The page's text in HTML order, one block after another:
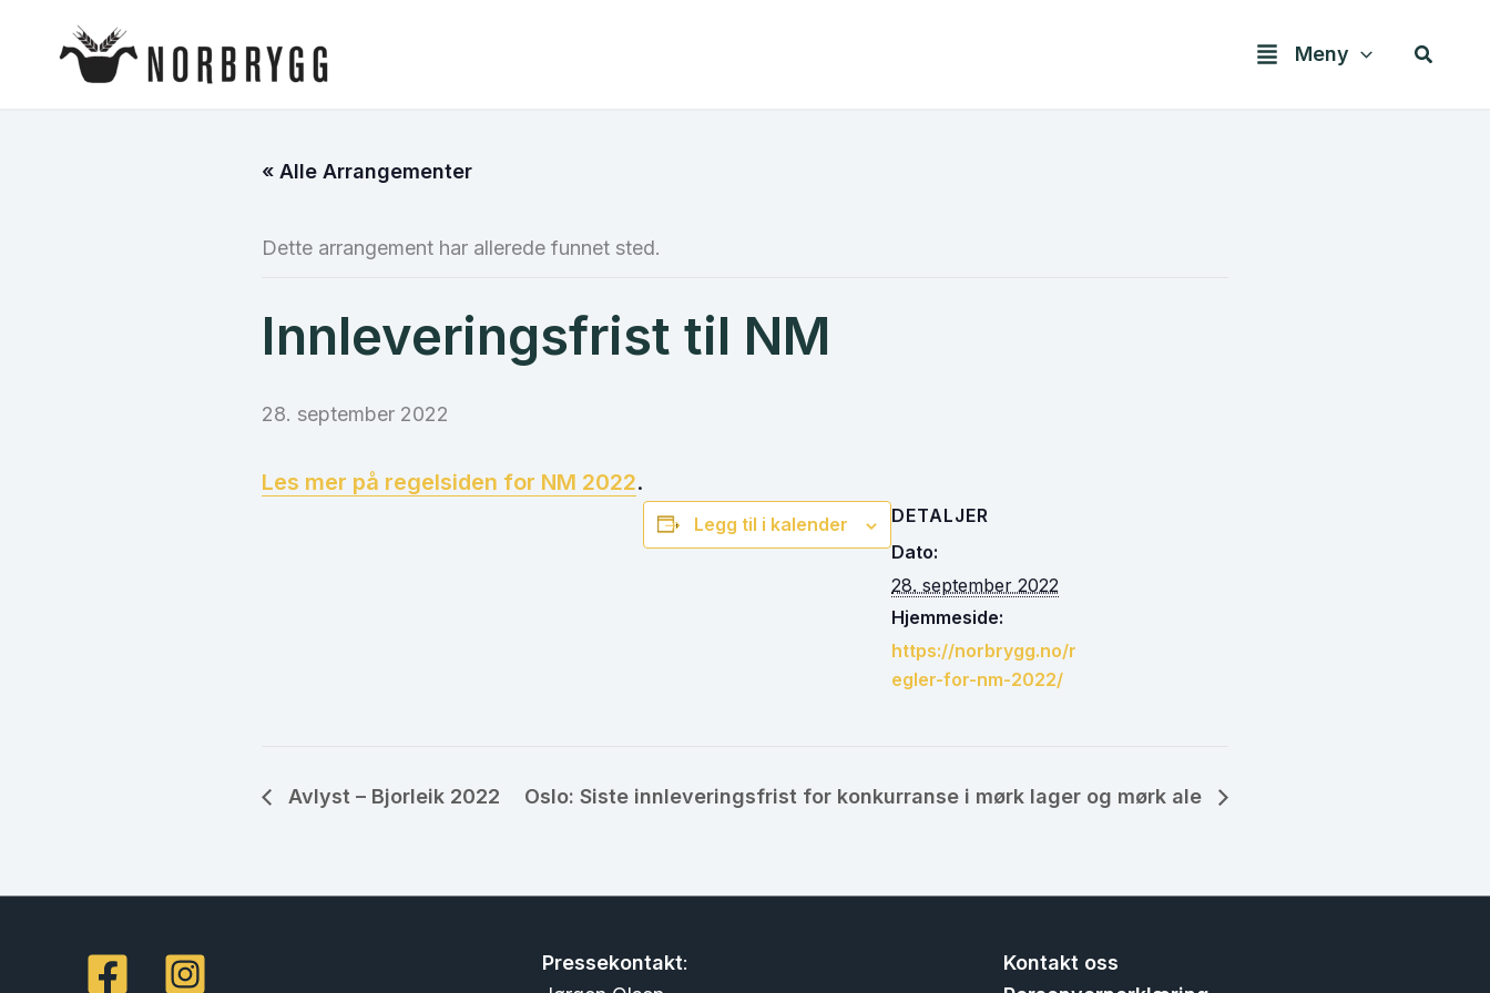
Meny Søk
« Alle Arrangementer
Dette arrangement har allerede funnet sted.
Innleveringsfrist til NM
28. september 2022
Les mer på regelsiden for NM 2022.
Legg til i kalender
DETALJER
Dato:
28. september 2022
Hjemmeside:
https://norbrygg.no/r
egler-for-nm-2022/
Avlyst – Bjorleik 2022 Oslo: Siste innleveringsfrist for konkurranse i mørk lager og mørk ale
Pressekontakt:
Kontakt oss